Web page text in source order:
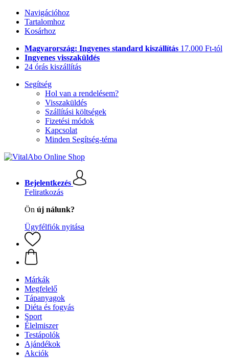
Navigációhoz
Tartalomhoz
Kosárhoz
Magyarország: Ingyenes standard kiszállítás 17.000 Ft-tól
Ingyenes visszaküldés
24 órás kiszállítás
Segítség
Hol van a rendelésem?
Visszaküldés
Szállítási költségek
Fizetési módok
Kapcsolat
Minden Segítség-téma
Bejelentkezés
Feliratkozás
Ön új nálunk?
Ügyfélfiók nyitása
Márkák
Megfelelő
Tápanyagok
Diéta és fogyás
Sport
Élelmiszer
Testápolók
Ajándékok
Akciók